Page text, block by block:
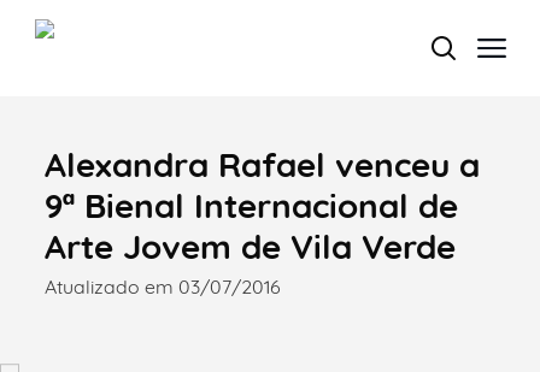
Termo de Pesquisa
Alexandra Rafael venceu a
9ª Bienal Internacional de
Arte Jovem de Vila Verde
Atualizado em 03/07/2016